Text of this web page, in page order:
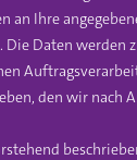
an Ihre
Daten werden
den wir nach